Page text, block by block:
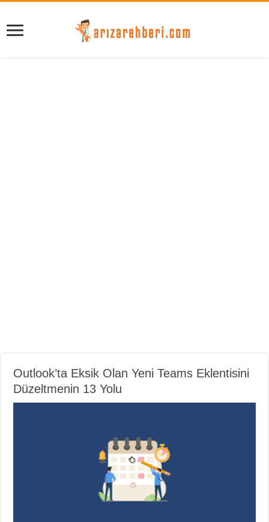
Outlook’ta Eksik Olan Yeni Teams Eklentisini
Düzeltmenin 13 Yolu